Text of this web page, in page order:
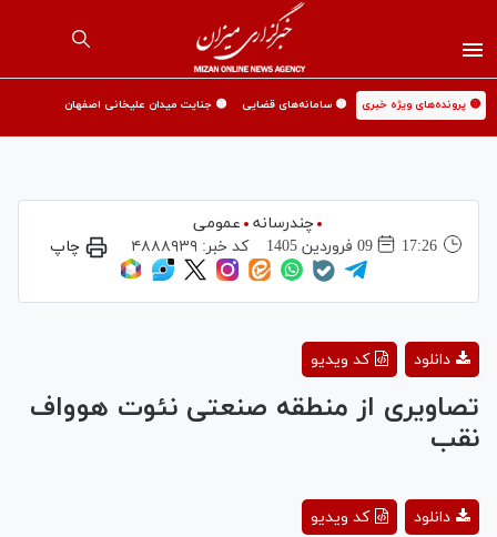
🟡 پرونده‌های ویژه خبری 🟡 سامانه‌های قضایی 🟡 جنایت میدان علیخانی اصفهان
چندرسانه
عمومی
17:26
09 فروردين 1405 کد خبر:۴۸۸۸۹۳۹ چاپ
Video
کد ویدیو دانلود
تصاویری از منطقه صنعتی نئوت هوواف
نقب
Playکد ویدیو دانلود